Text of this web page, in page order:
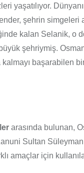
yaşatılıyor.
şehrin simgeleri
kalan Selanik, o
şehriymiş.
başarabilen
arasında bulunan,
Sultan Süleyman
amaçlar için